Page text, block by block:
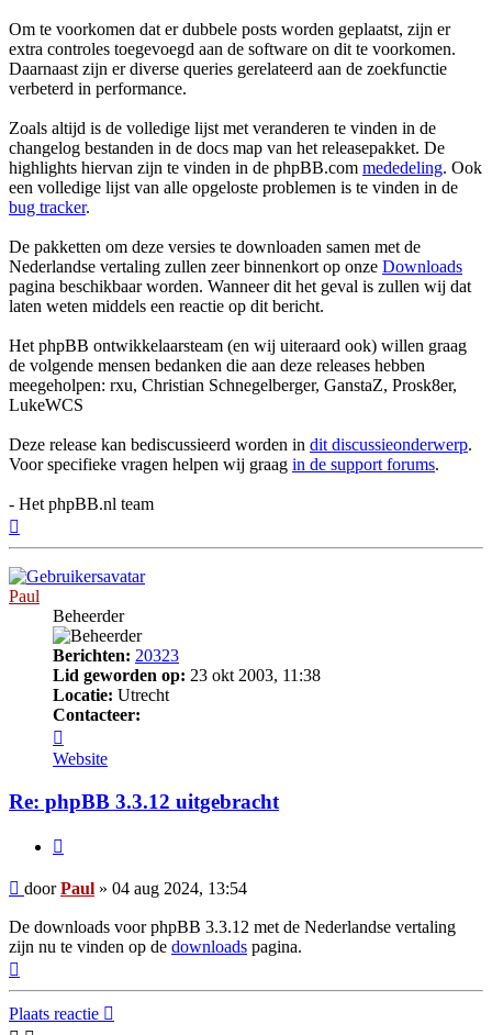
Om te voorkomen dat er dubbele posts worden geplaatst, zijn er
extra controles toegevoegd aan de software on dit te voorkomen.
Daarnaast zijn er diverse queries gerelateerd aan de zoekfunctie
verbeterd in performance.
Zoals altijd is de volledige lijst met veranderen te vinden in de
changelog bestanden in de docs map van het releasepakket. De
highlights hiervan zijn te vinden in de phpBB.com mededeling. Ook
een volledige lijst van alle opgeloste problemen is te vinden in de
bug tracker.
De pakketten om deze versies te downloaden samen met de
Nederlandse vertaling zullen zeer binnenkort op onze Downloads
pagina beschikbaar worden. Wanneer dit het geval is zullen wij dat
laten weten middels een reactie op dit bericht.
Het phpBB ontwikkelaarsteam (en wij uiteraard ook) willen graag
de volgende mensen bedanken die aan deze releases hebben
meegeholpen: rxu, Christian Schnegelberger, GanstaZ, Prosk8er,
LukeWCS
Deze release kan bediscussieerd worden in dit discussieonderwerp.
Voor specifieke vragen helpen wij graag in de support forums.
- Het phpBB.nl team
Paul
Beheerder
Berichten: 20323
Lid geworden op: 23 okt 2003, 11:38
Locatie: Utrecht
Contacteer:
Paul
Website
Re: phpBB 3.3.12 uitgebracht
Bericht
doorPaul » 04 aug 2024, 13:54
De downloads voor phpBB 3.3.12 met de Nederlandse vertaling
zijn nu te vinden op de downloads pagina.
Plaats reactie